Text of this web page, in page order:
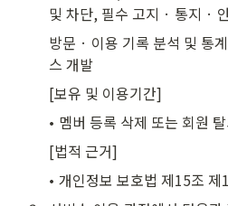
및 차단, 필수 고지 · 통지 ·
방문 · 이용 기록 분석 및 통
스 개발
[보유 및 이용기간]
𑇐 멤버 등록 삭제 또는 회원
[법적 근거]
𑇐 개인정보 보호법 제15조